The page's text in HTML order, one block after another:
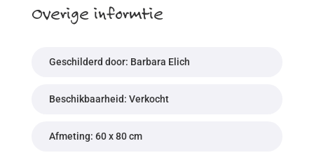
Overige informtie
Geschilderd door: Barbara Elich
Beschikbaarheid: Verkocht
Afmeting: 60 x 80 cm